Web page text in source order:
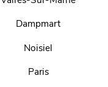
Dampmart
Noisiel
Paris